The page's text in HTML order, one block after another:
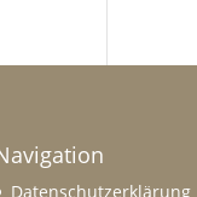
Datenschutzerklärung